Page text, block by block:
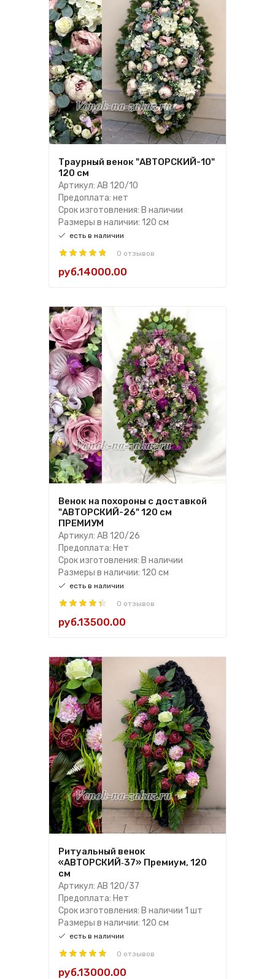
Траурный венок "АВТОРСКИЙ-10"
120 см
Артикул: АВ 120/10
Предоплата: нет
Срок изготовления: В наличии
Размеры в наличии: 120 см
есть в наличии
0 отзывов
руб.14000.00
Венок на похороны с доставкой
"АВТОРСКИЙ-26" 120 см
ПРЕМИУМ
Артикул: АВ 120/26
Предоплата: Нет
Срок изготовления: В наличии
Размеры в наличии: 120 см
есть в наличии
0 отзывов
руб.13500.00
Ритуальный венок
«АВТОРСКИЙ‑37» Премиум, 120
см
Артикул: АВ 120/37
Предоплата: Нет
Срок изготовления: В наличии 1 шт
Размеры в наличии: 120 см
есть в наличии
0 отзывов
руб.13000.00